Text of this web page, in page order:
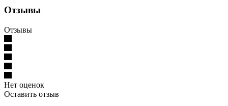
Отзывы
Отзывы
Нет оценок
Оставить отзыв